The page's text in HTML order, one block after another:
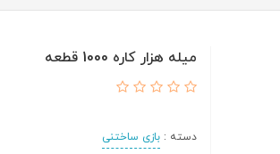
میله هزار کاره 1000 قطعه
دسته :بازی ساختنی